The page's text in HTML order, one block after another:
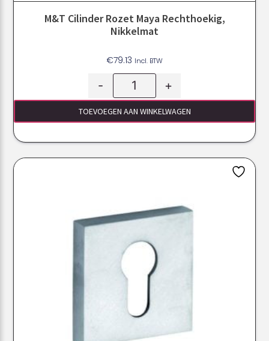
M&T Cilinder Rozet Maya Rechthoekig,
Nikkelmat
€79.13 Incl. BTW
- +
TOEVOEGEN AAN WINKELWAGEN